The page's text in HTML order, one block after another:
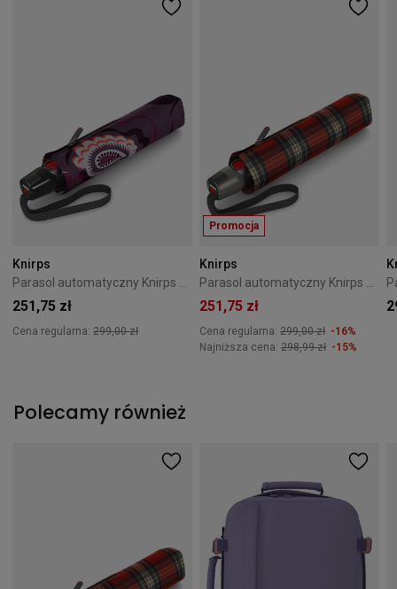
Knirps
251,75 zł
Cena regularna: 299,00 zł
Promocja
Knirps
251,75 zł
Cena regularna: 299,00 zł -16%
Najniższa cena: 298,99 zł -15%
Polecamy również